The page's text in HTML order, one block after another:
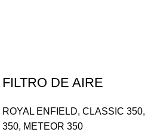
FILTRO DE AIRE
ROYAL ENFIELD, CLASSIC 350,
350, METEOR 350